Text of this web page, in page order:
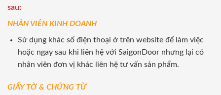
sau:
NHÂN VIÊN KINH DOANH
Sử dụng khác số điện thoại ở trên website để làm việc
hoặc ngay sau khi liên hệ với SaigonDoor nhưng lại có
nhân viên đơn vị khác liên hệ tư vấn sản phẩm.
GIẤY TỜ & CHỨNG TỪ